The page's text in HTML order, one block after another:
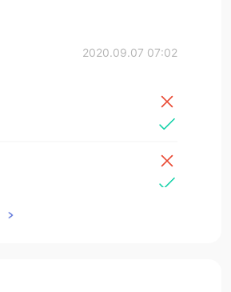
2020.09.07 07:02